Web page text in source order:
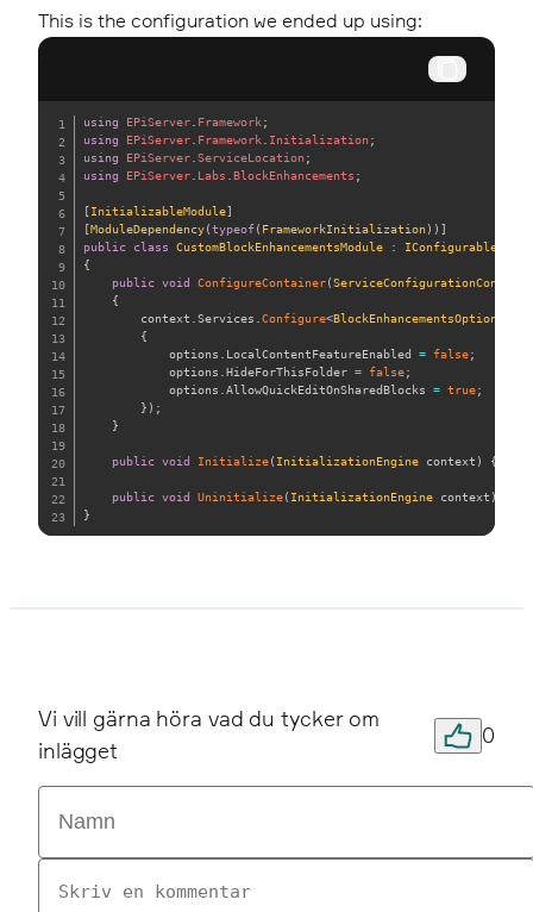
This is the configuration we ended up using:
using EPiServer Framework ;
using
EPiServer Framework Initialization ;
using
EPiServer ServiceLocation ;
using
EPiServer Labs BlockEnhancements ;
[InitializableModule]
[ModuleDependency(typeof( FrameworkInitialization) ) ]
public
class CustomBlockEnhancementsModule :
{
public void ConfigureContainer(ServiceConfigurationContext
{
        context
Services Configure<BlockEnhancementsOptions
{
            options
LocalContentFeatureEnabled = false;
            options
HideForThisFolder = false;
            options
AllowQuickEditOnSharedBlocks = true;
} ) ;
}
public void Initialize( InitializationEngine context ) {
public void Uninitialize( InitializationEngine context )
}
Vi vill gärna höra vad du tycker om
inlägget
0